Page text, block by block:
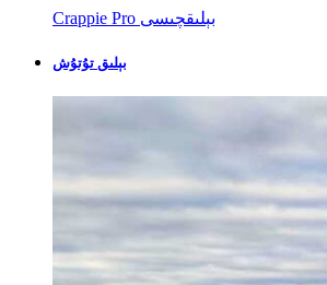
Crappie Pro بېلىقچىسى
بېلىق تۇتۇش